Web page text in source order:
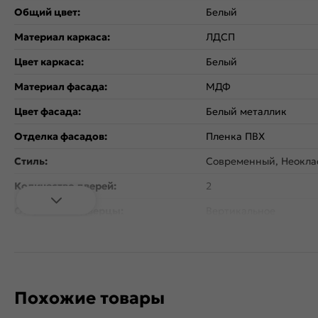
Общий цвет:
Белый
Материал каркаса:
ЛДСП
Цвет каркаса:
Белый
Материал фасада:
МДФ
Цвет фасада:
Белый металлик
Отделка фасадов:
Пленка ПВХ
Стиль:
Современный,
Количество дверей:
2
Назначение кухонного шкафа:
Похожие товары